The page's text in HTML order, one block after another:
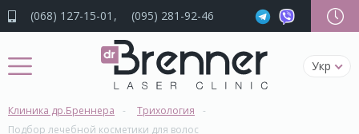
(068) 127-15-01 (095) 281-92-46
Укр
Клиника др.Бреннера
Трихология
Подбор лечебной косметики для волос